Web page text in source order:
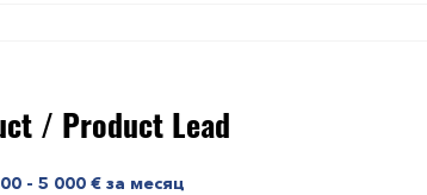
/ Product Lead
- 5 000 € за месяц